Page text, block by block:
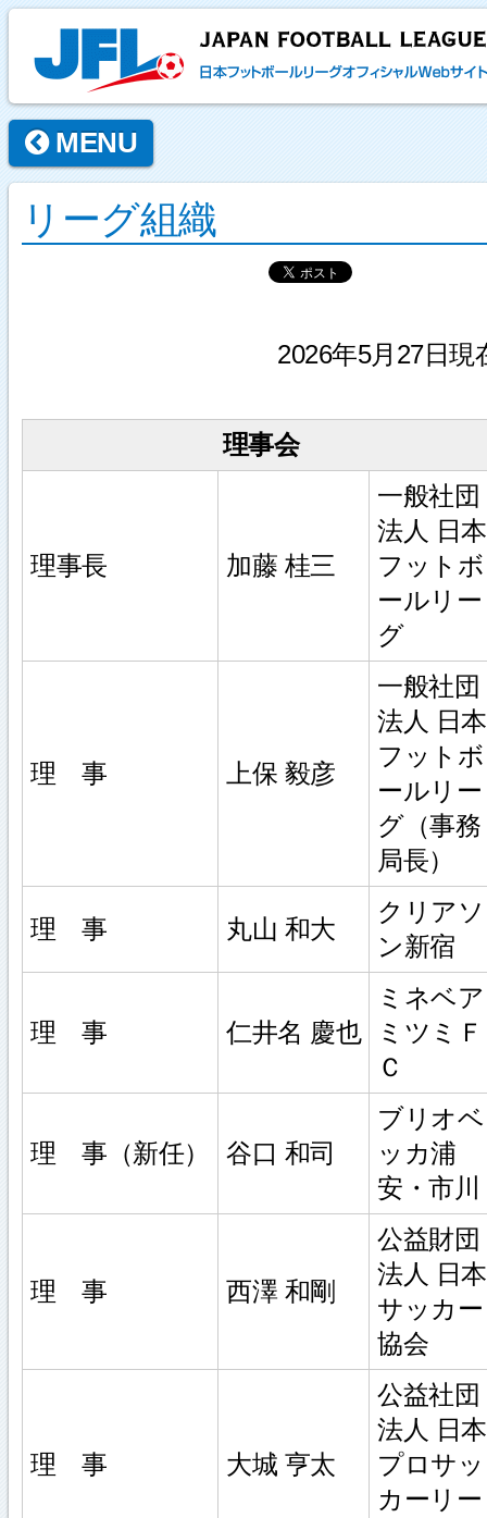
MENU
リーグ組織
2026年5月27日現
理事会
理事長 加藤 桂三
一般社団
法人 日本
フットボ
ールリー
グ
理 事 上保 毅彦
一般社団
法人 日本
フットボ
ールリー
グ（事務
局長）
理 事 丸山 和大
クリアソ
ン新宿
理 事 仁井名 慶也
ミネベア
ミツミＦ
Ｃ
理 事（新任） 谷口 和司
ブリオベ
ッカ浦
安・市川
理 事 西澤 和剛
公益財団
法人 日本
サッカー
協会
理 事 大城 亨太
公益社団
法人 日本
プロサッ
カーリー